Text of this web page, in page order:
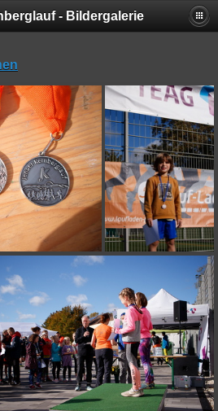
- Bildergalerie